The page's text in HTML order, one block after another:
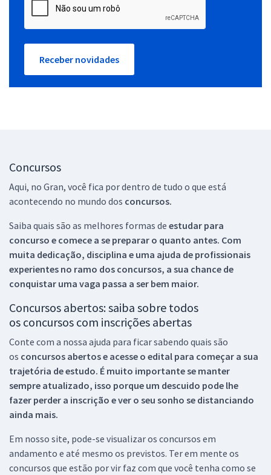
Receber novidades
Concursos
Aqui, no Gran, você fica por dentro de tudo o que está
acontecendo no mundo dos concursos.
Saiba quais são as melhores formas de estudar para
concurso e comece a se preparar o quanto antes. Com
muita dedicação, disciplina e uma ajuda de profissionais
experientes no ramo dos concursos, a sua chance de
conquistar uma vaga passa a ser bem maior.
Concursos abertos: saiba sobre todos
os concursos com inscrições abertas
Conte com a nossa ajuda para ficar sabendo quais são
os concursos abertos e acesse o edital para começar a sua
trajetória de estudo. É muito importante se manter
sempre atualizado, isso porque um descuido pode lhe
fazer perder a inscrição e ver o seu sonho se distanciando
ainda mais.
Em nosso site, pode-se visualizar os concursos em
andamento e até mesmo os previstos. Ter em mente os
concursos que estão por vir faz com que você tenha como se